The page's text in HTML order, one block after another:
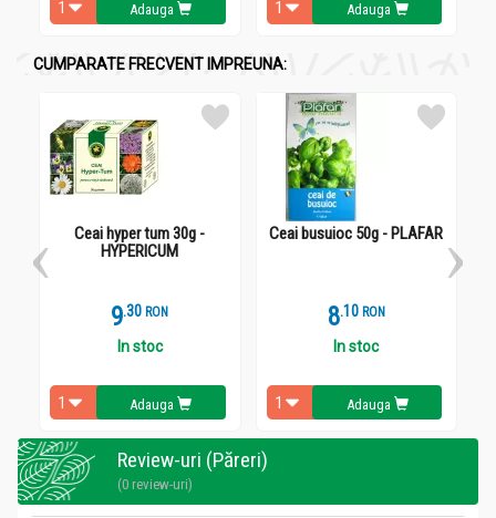
Adauga Adauga
CUMPARATE FRECVENT IMPREUNA:
Ceai hyper tum 30g -
HYPERICUM
9.3 RON
In stoc
Adauga
Ceai busuioc 50g - PLAFAR
8.1 RON
In stoc
Adauga
Review-uri (Păreri)
(0 review-uri)